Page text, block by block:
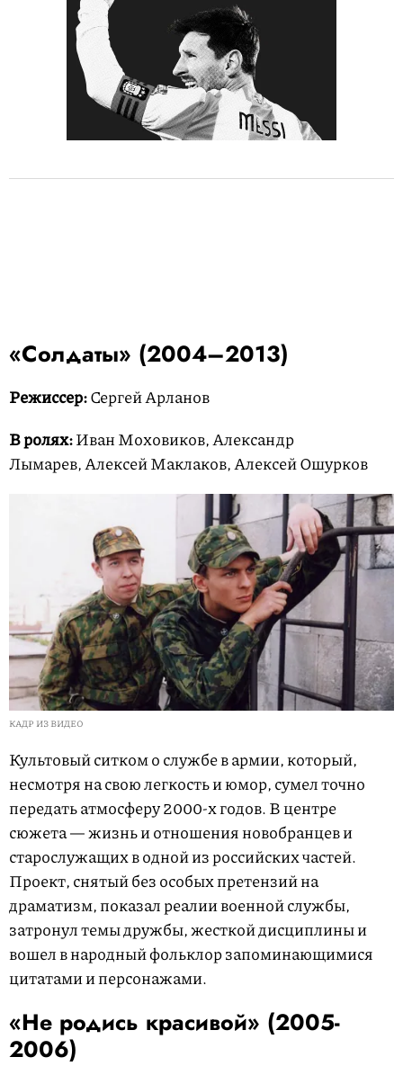
«Солдаты» (2004–2013)
Режиссер:Сергей Арланов
В ролях:Иван Моховиков, Александр
Лымарев, Алексей Маклаков, Алексей Ошурков
КАДР ИЗ ВИДЕО
Культовый ситком о службе в армии, который,
несмотря на свою легкость и юмор, сумел точно
передать атмосферу 2000-х годов. В центре
сюжета — жизнь и отношения новобранцев и
старослужащих в одной из российских частей.
Проект, снятый без особых претензий на
драматизм, показал реалии военной службы,
затронул темы дружбы, жесткой дисциплины и
вошел в народный фольклор запоминающимися
цитатами и персонажами.
«Не родись красивой» (2005-
2006)